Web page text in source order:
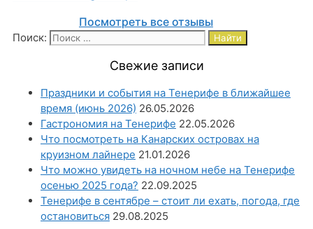
Посмотреть все отзывы
Поиск:
Свежие записи
Праздники и события на Тенерифе в ближайшее
время (июнь 2026) 26.05.2026
Гастрономия на Тенерифе 22.05.2026
Что посмотреть на Канарских островах на
круизном лайнере 21.01.2026
Что можно увидеть на ночном небе на Тенерифе
осенью 2025 года? 22.09.2025
Тенерифе в сентябре – стоит ли ехать, погода, где
остановиться 29.08.2025